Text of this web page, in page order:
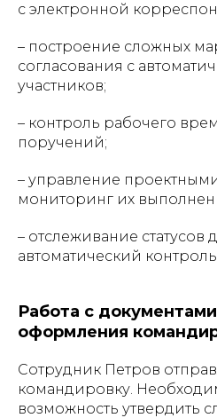
с электронной
– построение сложных
согласования с
участников;
– контроль рабочего
поручений;
– управление
мониторинг их
– отслеживание статусов
автоматический
Работа с
оформления
Сотрудник Петров
командировку.
возможность утвердить